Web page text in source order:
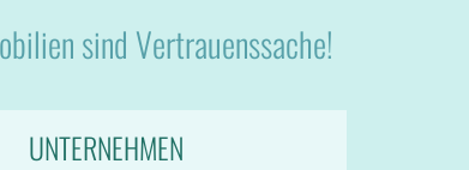
sind Vertrauenssache!
UNTERNEHMEN